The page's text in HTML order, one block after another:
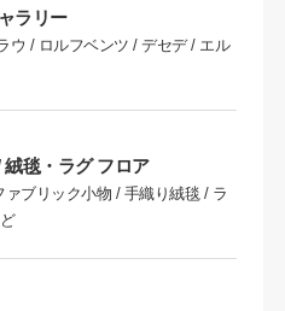
ラリー
ウ / ロルフベンツ / デセデ / エル
絨毯・ラグ フロア
ァブリック小物 / 手織り絨毯 / ラ